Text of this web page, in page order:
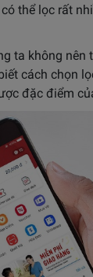
thể lọc rất
ta không nên
cách chọn
đặc điểm